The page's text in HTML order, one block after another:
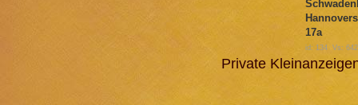
17a
id: 134 Vs:
Private